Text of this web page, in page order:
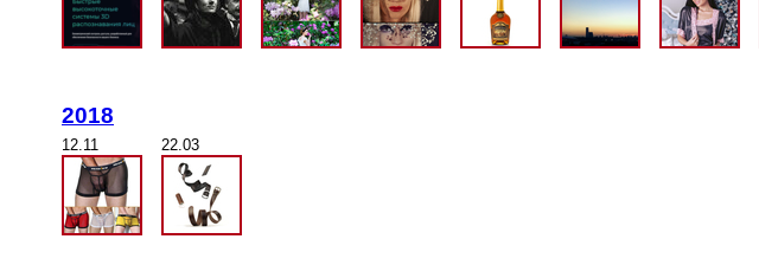
2018
12.11 22.03